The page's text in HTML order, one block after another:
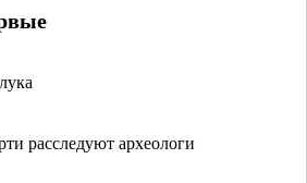
расследуют археологи